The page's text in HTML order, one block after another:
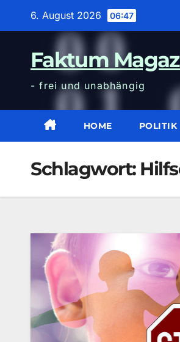
6. August 2026 06:47
Faktum
- frei und unabhängig
HOME POLITIK
Schlagwort: